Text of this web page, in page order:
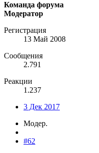
Команда форума
Модератор
Регистрация
13 Май 2008
Сообщения
2.791
Реакции
1.237
3 Дек 2017
Модер.
#62